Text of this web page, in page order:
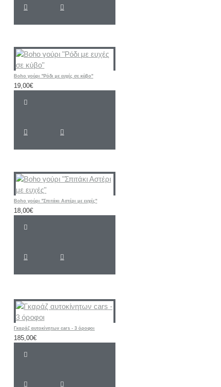
Boho γούρι "Ρόδι με ευχές σε κύβο"
19,00€
Boho γούρι "Σπιτάκι Αστέρι με ευχές"
18,00€
Γκαράζ αυτοκίνητων cars - 3 όροφοι
185,00€